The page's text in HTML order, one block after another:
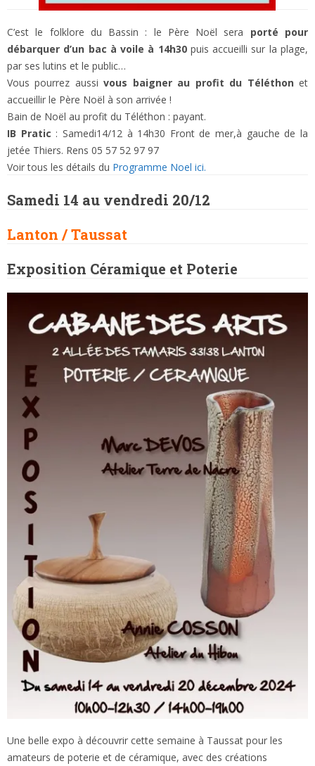
C’est le folklore du Bassin : le Père Noël sera porté pour
débarquer d’un bac à voile à 14h30puis accueilli sur la plage,
par ses lutins et le public…
Vous pourrez aussivous baigner au profit du Téléthon et
accueillir le Père Noël à son arrivée !
Bain de Noël au profit du Téléthon : payant.
IB Pratic : Samedi14/12 à 14h30 Front de mer,à gauche de la
jetée Thiers. Rens 05 57 52 97 97
Voir tous les détails du Programme Noel ici.
Samedi 14 au vendredi 20/12
Lanton / Taussat
Exposition Céramique et Poterie
Une belle expo à découvrir cette semaine à Taussat pour les
amateurs de poterie et de céramique, avec des créations